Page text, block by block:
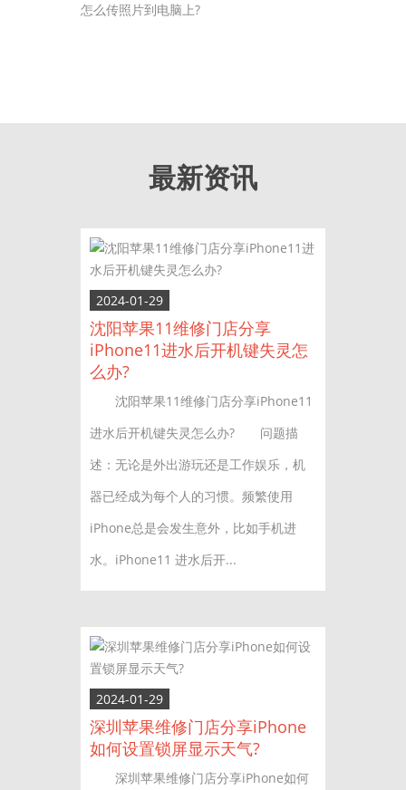
怎么传照片到电脑上?
最新资讯
2024-01-29
沈阳苹果11维修门店分享
iPhone11进水后开机键失灵怎
么办?
沈阳苹果11维修门店分享iPhone11
进水后开机键失灵怎么办? 问题描
述：无论是外出游玩还是工作娱乐，机
器已经成为每个人的习惯。频繁使用
iPhone总是会发生意外，比如手机进
水。iPhone11 进水后开...
2024-01-29
深圳苹果维修门店分享iPhone
如何设置锁屏显示天气?
深圳苹果维修门店分享iPhone如何